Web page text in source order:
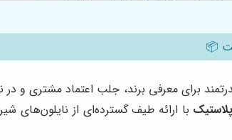
📦
برای معرفی برند، جلب اعتماد مشتری و در
با ارائه طیف گسترده‌ای از نایلون‌های